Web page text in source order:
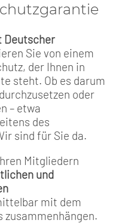
Deutscher
Sie von einem
der Ihnen in
steht. Ob es darum
oder
– etwa
des
sind für Sie da.
Mitgliedern
und
mit dem